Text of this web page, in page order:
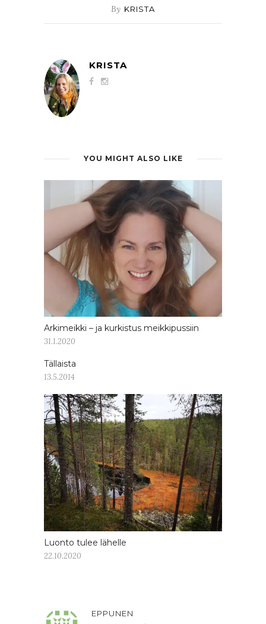
By KRISTA
KRISTA
YOU MIGHT ALSO LIKE
Arkimeikki – ja kurkistus meikkipussiin
31.1.2020
Tällaista
13.5.2014
Luonto tulee lähelle
22.10.2020
EPPUNEN